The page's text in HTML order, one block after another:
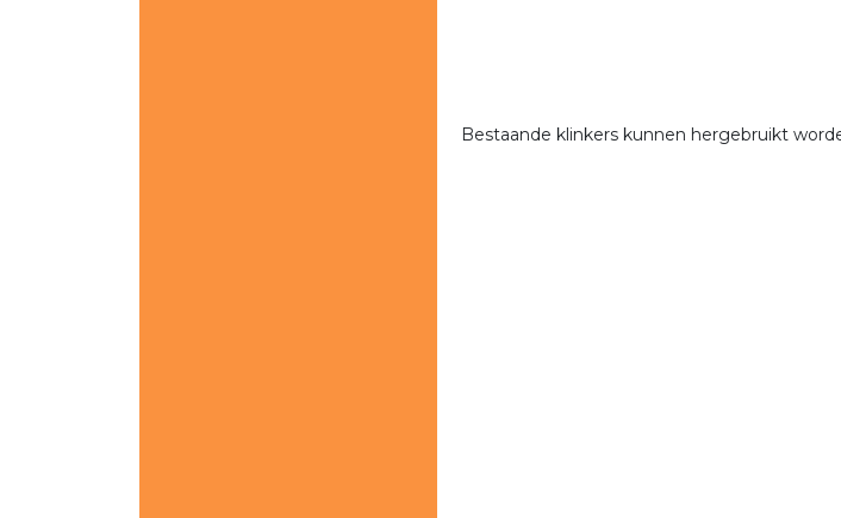
Bestaande klinkers kunnen hergebruikt